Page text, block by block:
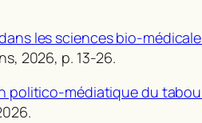
les sciences bio-
2026, p. 13-26.
politico-médiatique du